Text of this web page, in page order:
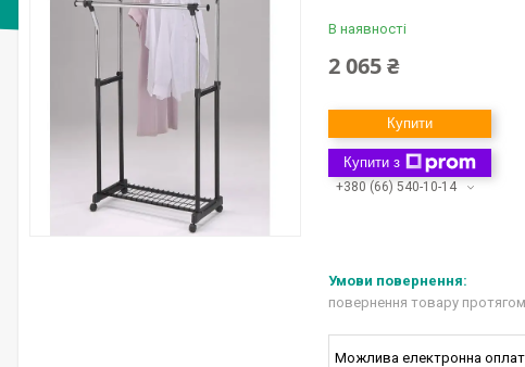
В наявності
2 065 ₴
Купити
Купити з
+380 (66) 540-10-14
повернення товару протягом